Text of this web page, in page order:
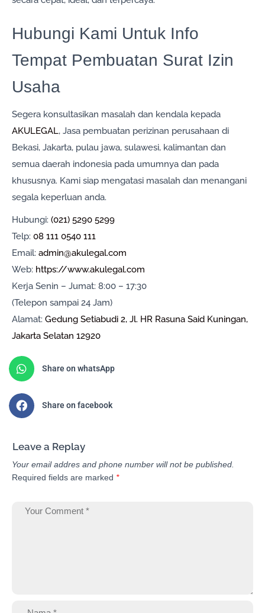
Hubungi Kami Untuk Info
Tempat Pembuatan Surat Izin
Usaha
Segera konsultasikan masalah dan kendala kepada
AKULEGAL, Jasa pembuatan perizinan perusahaan di
Bekasi, Jakarta, pulau jawa, sulawesi, kalimantan dan
semua daerah indonesia pada umumnya dan pada
khususnya. Kami siap mengatasi masalah dan menangani
segala keperluan anda.
Hubungi: (021) 5290 5299
Telp: 08 111 0540 111
Email: admin@akulegal.com
Web: https://www.akulegal.com
Kerja Senin – Jumat: 8:00 – 17:30
(Telepon sampai 24 Jam)
Alamat: Gedung Setiabudi 2, Jl. HR Rasuna Said Kuningan,
Jakarta Selatan 12920
Share on whatsApp
Share on facebook
Leave a Replay
Your email addres and phone number will not be published.
Required fields are marked *